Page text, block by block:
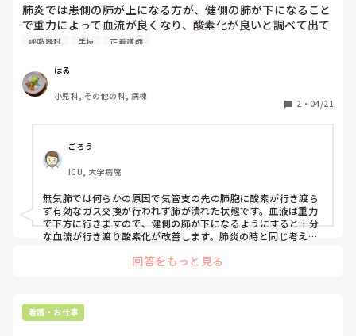
肺炎では患側の肺が上になる方が、健側の肺が下になること
で重力によって血流が良くなり、酸素化が良いと調べて出て
きました。無気肺でも同じでしょうか？
呼吸器科 手技 正看護師
はる
小児科, その他の科, 病棟
2 ・ 04/21
ごろう
ICU, 大学病院
無気肺では何らかの原因で気管支の先の肺胞に酸素が行き渡ら
ず有効なガス交換が行われず肺が潰れた状態です。血液は重力
で下方に行きますので、健側の肺が下になるようにすると十分
な血流が行き渡り酸素化が改善します。肺炎の時と同じ考えで
回答をもっと見る
看護・お仕事